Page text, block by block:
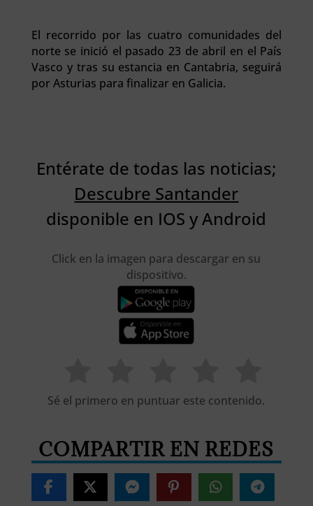
El recorrido por las cuatro comunidades del
norte se inició el pasado 23 de abril en el País
Vasco y tras su estancia en Cantabria, seguirá
por Asturias para finalizar en Galicia.
Entérate de todas las noticias;
Descubre Santander
disponible en IOS y Android
Click en la imagen para descargar en su
dispositivo.
Sé el primero en puntuar este contenido.
COMPARTIR EN REDES